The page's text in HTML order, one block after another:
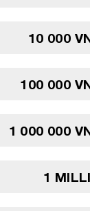
10 000
100 000
1 000 000
1